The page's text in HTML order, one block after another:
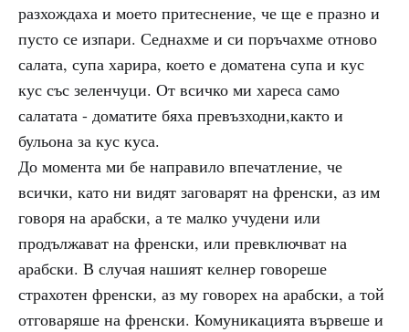
разхождаха и моето притеснение, че ще е празно и
пусто се изпари. Седнахме и си поръчахме отново
салата, супа харира, което е доматена супа и кус
кус със зеленчуци. От всичко ми хареса само
салатата - доматите бяха превъзходни,както и
бульона за кус куса.
До момента ми бе направило впечатление, че
всички, като ни видят заговарят на френски, аз им
говоря на арабски, а те малко учудени или
продължават на френски, или превключват на
арабски. В случая нашият келнер говореше
страхотен френски, аз му говорех на арабски, а той
отговаряше на френски. Комуникацията вървеше и